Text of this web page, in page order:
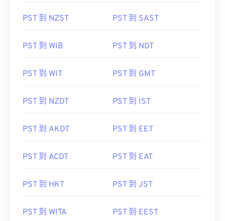
PST 到 NZST PST 到 SAST
PST 到 WIB PST 到 NDT
PST 到 WIT PST 到 GMT
PST 到 NZDT PST 到 IST
PST 到 AKDT PST 到 EET
PST 到 ACDT PST 到 EAT
PST 到 HKT PST 到 JST
PST 到 WITA PST 到 EEST